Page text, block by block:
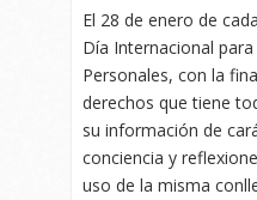
El 28 de enero de
Día Internacional
Personales, con la
derechos que tiene
su información de
conciencia y
uso de la misma